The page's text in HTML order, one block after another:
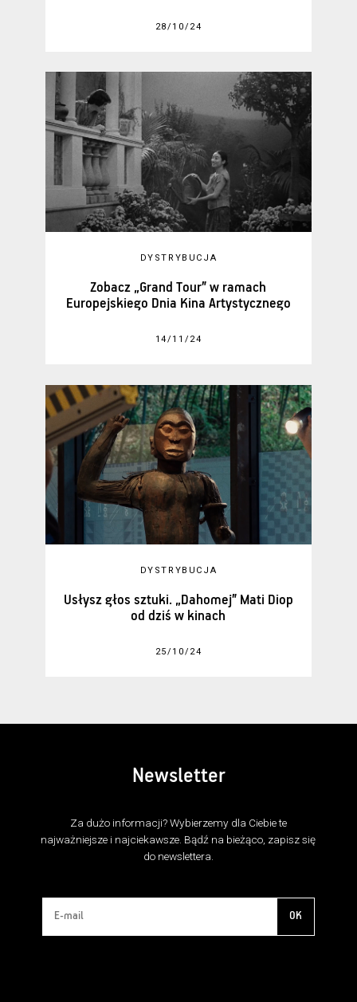
28/10/24
DYSTRYBUCJA
Zobacz „Grand Tour” w ramach
Europejskiego Dnia Kina Artystycznego
14/11/24
DYSTRYBUCJA
Usłysz głos sztuki. „Dahomej” Mati Diop
od dziś w kinach
25/10/24
Newsletter
Za dużo informacji? Wybierzemy dla Ciebie te
najważniejsze i najciekawsze. Bądź na bieżąco, zapisz się
do newslettera.
OK